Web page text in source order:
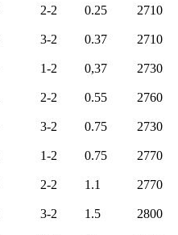
2-2 0.25 2710
3-2 0.37 2710
1-2 0,37 2730
2-2 0.55 2760
3-2 0.75 2730
1-2 0.75 2770
2-2 1.1 2770
3-2 1.5 2800